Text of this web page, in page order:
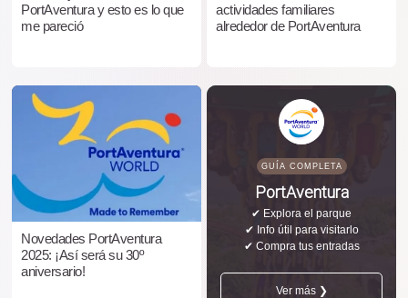
PortAventura y esto es lo que
me pareció
actividades familiares
alrededor de PortAventura
Novedades PortAventura
2025: ¡Así será su 30º
aniversario!
GUÍA COMPLETA
PortAventura
✔ Explora el parque
✔ Info útil para visitarlo
✔ Compra tus entradas
Ver más ❯